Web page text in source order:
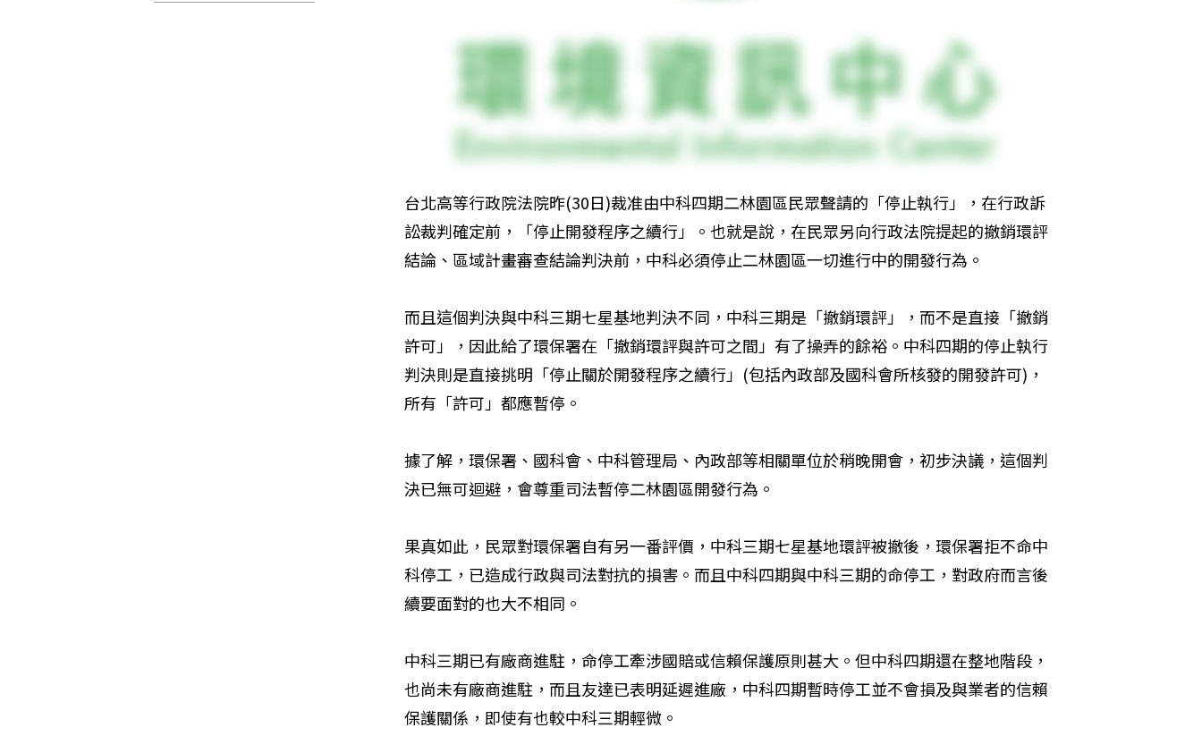
台北高等行政院法院昨(30日)裁准由中科四期二林園區民眾聲請的「停止執行」，在行政訴
訟裁判確定前，「停止開發程序之續行」。也就是說，在民眾另向行政法院提起的撤銷環評
結論、區域計畫審查結論判決前，中科必須停止二林園區一切進行中的開發行為。
而且這個判決與中科三期七星基地判決不同，中科三期是「撤銷環評」，而不是直接「撤銷
許可」，因此給了環保署在「撤銷環評與許可之間」有了操弄的餘裕。中科四期的停止執行
判決則是直接挑明「停止關於開發程序之續行」(包括內政部及國科會所核發的開發許可)，
所有「許可」都應暫停。
據了解，環保署、國科會、中科管理局、內政部等相關單位於稍晚開會，初步決議，這個判
決已無可迴避，會尊重司法暫停二林園區開發行為。
果真如此，民眾對環保署自有另一番評價，中科三期七星基地環評被撤後，環保署拒不命中
科停工，已造成行政與司法對抗的損害。而且中科四期與中科三期的命停工，對政府而言後
續要面對的也大不相同。
中科三期已有廠商進駐，命停工牽涉國賠或信賴保護原則甚大。但中科四期還在整地階段，
也尚未有廠商進駐，而且友達已表明延遲進廠，中科四期暫時停工並不會損及與業者的信賴
保護關係，即使有也較中科三期輕微。